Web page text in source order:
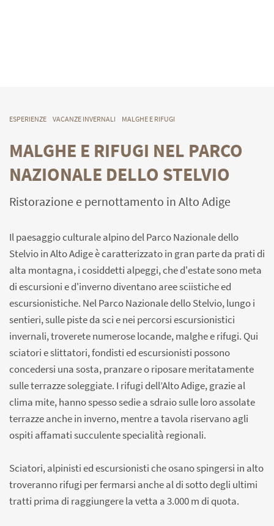
ESPERIENZE VACANZE INVERNALI MALGHE E RIFUGI
MALGHE E RIFUGI NEL PARCO
NAZIONALE DELLO STELVIO
Ristorazione e pernottamento in Alto Adige
Il paesaggio culturale alpino del Parco Nazionale dello
Stelvio in Alto Adige è caratterizzato in gran parte da prati di
alta montagna, i cosiddetti alpeggi, che d'estate sono meta
di escursioni e d'inverno diventano aree sciistiche ed
escursionistiche. Nel Parco Nazionale dello Stelvio, lungo i
sentieri, sulle piste da sci e nei percorsi escursionistici
invernali, troverete numerose locande, malghe e rifugi. Qui
sciatori e slittatori, fondisti ed escursionisti possono
concedersi una sosta, pranzare o riposare meritatamente
sulle terrazze soleggiate. I rifugi dell’Alto Adige, grazie al
clima mite, hanno spesso sedie a sdraio sulle loro assolate
terrazze anche in inverno, mentre a tavola riservano agli
ospiti affamati succulente specialità regionali.
Sciatori, alpinisti ed escursionisti che osano spingersi in alto
troveranno rifugi per fermarsi anche al di sotto degli ultimi
tratti prima di raggiungere la vetta a 3.000 m di quota.